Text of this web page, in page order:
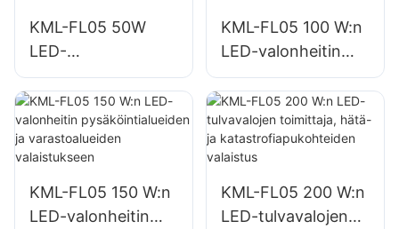
KML-FL05 50W
LED-
valonheitintoimittaj
a ulkorakennusten
julkisivuihin ja
avoimen tilan
KML-FL05 100 W:n
LED-valonheitin
rakennusten
julkisivuihin ja
työmaavalaistuksee
n
KML-FL05 150 W:n
LED-valonheitin
KML-FL05 200 W:n
LED-tulvavalojen